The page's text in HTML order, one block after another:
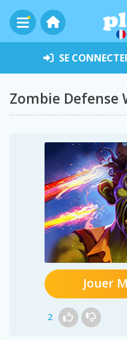
SE
Zombie Defense
Jouer
2